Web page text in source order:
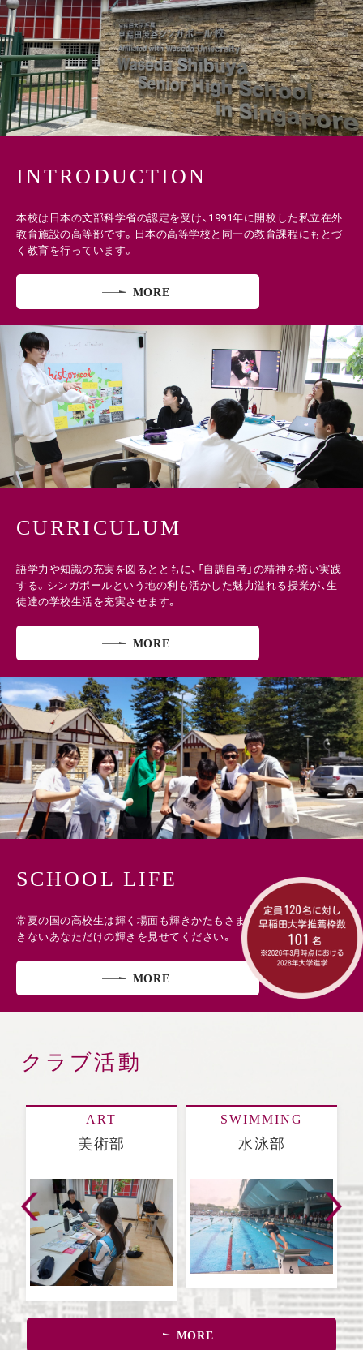
INTRODUCTION
本校は日本の文部科学省の認定を受け、1991年に開校した私立在外
教育施設の高等部です。日本の高等学校と同一の教育課程にもとづ
く教育を行っています。
MORE
CURRICULUM
語学力や知識の充実を図るとともに、「自調自考」の精神を培い実践
する。シンガポールという地の利も活かした魅力溢れる授業が、生
徒達の学校生活を充実させます。
MORE
SCHOOL LIFE
常夏の国の高校生は輝く場面も輝きかたもさまざま。誰にも真似で
きないあなただけの輝きを見せてください。
MORE
クラブ活動
ART
美術部
SWIMMING
水泳部
MORE